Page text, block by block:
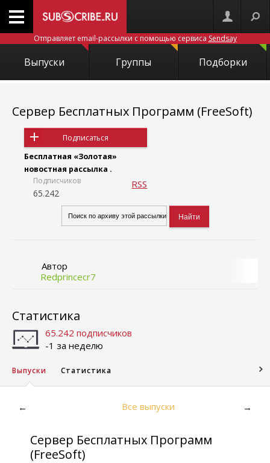
Отправляет email-рассылки с помощью сервиса Sendsay
Выпуски Группы Подборки
Сервер Бесплатных Программ (FreeSoft)
Подписаться
Бесплатная «Золотая»
новостная рассылка .
Подписчиков
65.242
RSS
Автор
Redprincecr7
Статистика
65.242 подписчиков
-1 за неделю
Выпуски Статистика
← Все выпуски →
Сервер Бесплатных Программ
(FreeSoft)